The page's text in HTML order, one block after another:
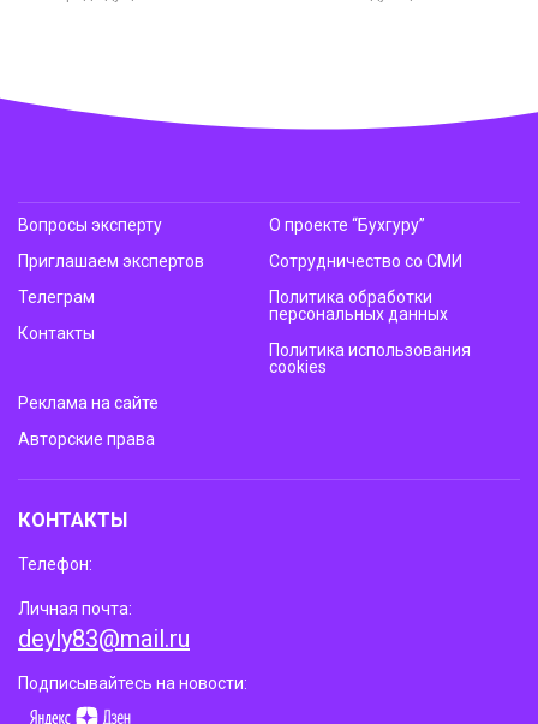
Вопросы эксперту
Приглашаем экспертов
Телеграм
Контакты
О проекте “Бухгуру”
Сотрудничество со СМИ
Политика обработки
персональных данных
Политика использования
cookies
Реклама на сайте
Авторские права
КОНТАКТЫ
Телефон:
Личная почта:
deyly83@mail.ru
Подписывайтесь на новости: